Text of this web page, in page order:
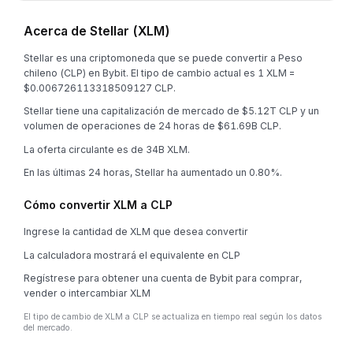
Acerca de Stellar (XLM)
Stellar es una criptomoneda que se puede convertir a Peso
chileno (CLP) en Bybit. El tipo de cambio actual es 1 XLM =
$0.006726113318509127 CLP.
Stellar tiene una capitalización de mercado de $5.12T CLP y un
volumen de operaciones de 24 horas de $61.69B CLP.
La oferta circulante es de 34B XLM.
En las últimas 24 horas, Stellar ha aumentado un 0.80%.
Cómo convertir XLM a CLP
Ingrese la cantidad de XLM que desea convertir
La calculadora mostrará el equivalente en CLP
Regístrese para obtener una cuenta de Bybit para comprar,
vender o intercambiar XLM
El tipo de cambio de XLM a CLP se actualiza en tiempo real según los datos
del mercado.